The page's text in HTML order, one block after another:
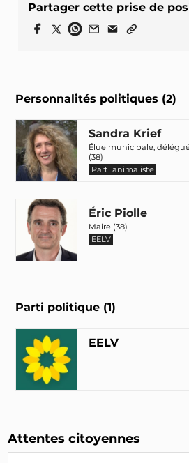
Personnalités politiques (2)
Sandra Krief
Élue municipale,
(38)
Parti animaliste
Éric Piolle
Maire (38)
EELV
Parti politique (1)
EELV
Partager cette prise de
Attentes citoyennes